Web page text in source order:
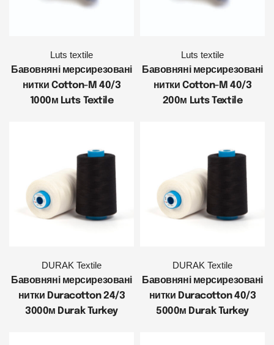
Luts textile
Бавовняні мерсирезовані
нитки Cotton-M 40/3
1000м Luts Textile
Luts textile
Бавовняні мерсирезовані
нитки Cotton-M 40/3
200м Luts Textile
DURAK Textile
Бавовняні мерсирезовані
нитки Duracotton 24/3
3000м Durak Turkey
DURAK Textile
Бавовняні мерсирезовані
нитки Duracotton 40/3
5000м Durak Turkey